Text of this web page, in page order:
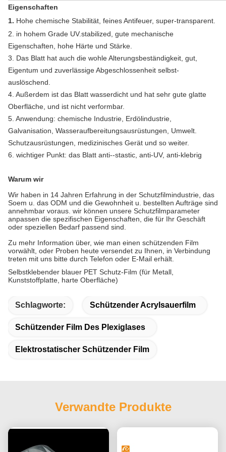
Eigenschaften
1. Hohe chemische Stabilität, feines Antifeuer, super-transparent.
2. in hohem Grade UV.stabilized, gute mechanische
Eigenschaften, hohe Härte und Stärke.
3. Das Blatt hat auch die wohle Alterungsbeständigkeit, gut,
Eigentum und zuverlässige Abgeschlossenheit selbst-
auslöschend.
4. Außerdem ist das Blatt wasserdicht und hat sehr gute glatte
Oberfläche, und ist nicht verformbar.
5. Anwendung: chemische Industrie, Erdölindustrie,
Galvanisation, Wasseraufbereitungsausrüstungen, Umwelt.
Schutzausrüstungen, medizinisches Gerät und so weiter.
6. wichtiger Punkt: das Blatt anti--stastic, anti-UV, anti-klebrig
Warum wir
Wir haben in 14 Jahren Erfahrung in der Schutzfilmindustrie, das
Soem u. das ODM und die Gewohnheit u. bestellten Aufträge sind
annehmbar voraus. wir können unsere Schutzfilmparameter
anpassen die spezifischen Eigenschaften, die für Ihr Geschäft
oder speziellen Bedarf passend sind.
Zu mehr Information über, wie man einen schützenden Film
vorwählt, oder Proben heute versendet zu Ihnen, in Verbindung
treten mit uns bitte durch Telefon oder E-Mail erhält.
Selbstklebender blauer PET Schutz-Film (für Metall,
Kunststoffplatte, harte Oberfläche)
Schlagworte: Schützender Acrylsauerfilm
Schützender Film Des Plexiglases
Elektrostatischer Schützender Film
Verwandte Produkte